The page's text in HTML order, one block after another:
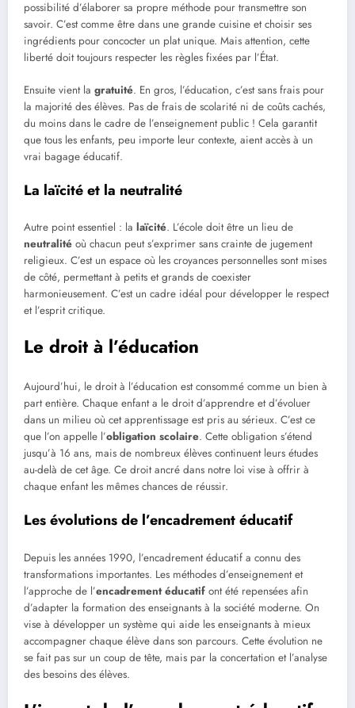
possibilité d’élaborer sa propre méthode pour transmettre son
savoir. C’est comme être dans une grande cuisine et choisir ses
ingrédients pour concocter un plat unique. Mais attention, cette
liberté doit toujours respecter les règles fixées par l’État.
Ensuite vient la gratuité. En gros, l’éducation, c’est sans frais pour
la majorité des élèves. Pas de frais de scolarité ni de coûts cachés,
du moins dans le cadre de l’enseignement public ! Cela garantit
que tous les enfants, peu importe leur contexte, aient accès à un
vrai bagage éducatif.
La laïcité et la neutralité
Autre point essentiel : la laïcité. L’école doit être un lieu de
neutralité où chacun peut s’exprimer sans crainte de jugement
religieux. C’est un espace où les croyances personnelles sont mises
de côté, permettant à petits et grands de coexister
harmonieusement. C’est un cadre idéal pour développer le respect
et l’esprit critique.
Le droit à l’éducation
Aujourd’hui, le droit à l’éducation est consommé comme un bien à
part entière. Chaque enfant a le droit d’apprendre et d’évoluer
dans un milieu où cet apprentissage est pris au sérieux. C’est ce
que l’on appelle l’obligation scolaire. Cette obligation s’étend
jusqu’à 16 ans, mais de nombreux élèves continuent leurs études
au-delà de cet âge. Ce droit ancré dans notre loi vise à offrir à
chaque enfant les mêmes chances de réussir.
Les évolutions de l’encadrement éducatif
Depuis les années 1990, l’encadrement éducatif a connu des
transformations importantes. Les méthodes d’enseignement et
l’approche de l’encadrement éducatif ont été repensées afin
d’adapter la formation des enseignants à la société moderne. On
vise à développer un système qui aide les enseignants à mieux
accompagner chaque élève dans son parcours. Cette évolution ne
se fait pas sur un coup de tête, mais par la concertation et l’analyse
des besoins des élèves.